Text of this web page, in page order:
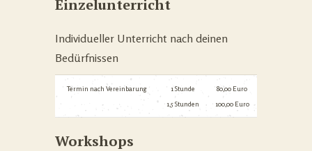
Einzelunterricht
Individueller Unterricht nach deinen
Bedürfnissen
Termin nach Vereinbarung
1 Stunde
1,5 Stunden
80,00 Euro
100,00 Euro
Workshops